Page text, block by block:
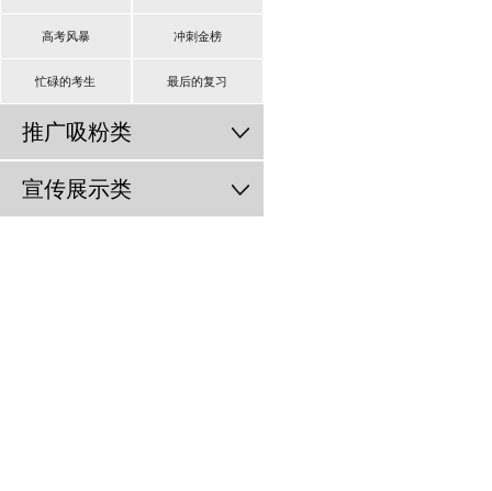
高考风暴 冲刺金榜
忙碌的考生 最后的复习
推广吸粉类
宣传展示类